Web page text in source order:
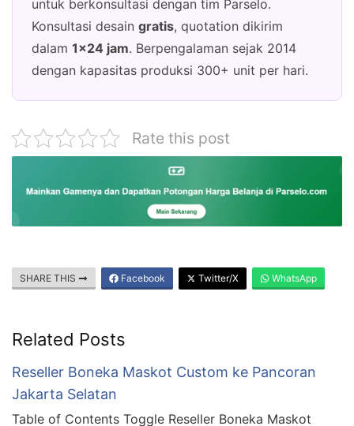
untuk berkonsultasi dengan tim Parselo.
Konsultasi desain gratis, quotation dikirim
dalam 1×24 jam. Berpengalaman sejak 2014
dengan kapasitas produksi 300+ unit per hari.
Rate this post
SHARE THIS Facebook Twitter/X WhatsApp
Related Posts
Reseller Boneka Maskot Custom ke Pancoran
Jakarta Selatan
Table of Contents Toggle Reseller Boneka Maskot